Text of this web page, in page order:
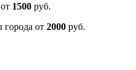
1500 руб.
города от 2000 руб.